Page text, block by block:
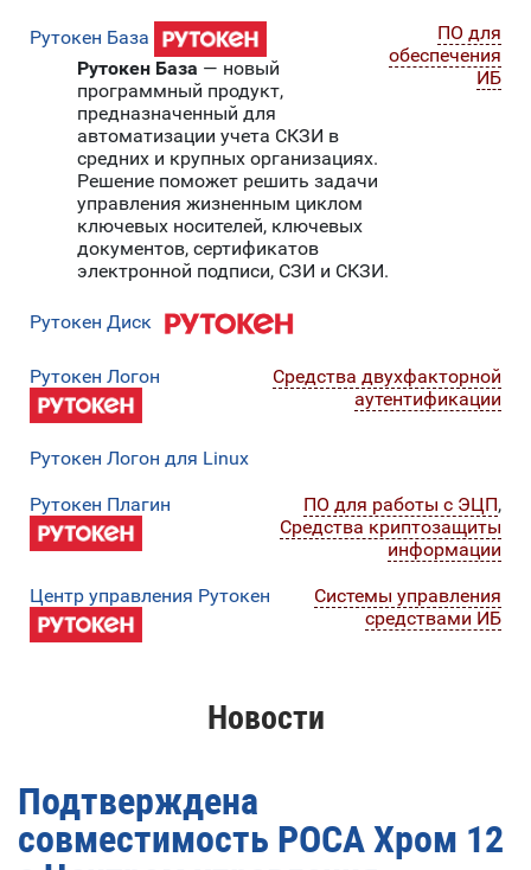
Рутокен База
Рутокен База — новый
программный продукт,
предназначенный для
автоматизации учета СКЗИ в
средних и крупных организациях.
Решение поможет решить задачи
управления жизненным циклом
ключевых носителей, ключевых
документов, сертификатов
электронной подписи, СЗИ и СКЗИ.
ПО для
обеспечения
ИБ
Рутокен Диск
Рутокен Логон
Средства двухфакторной
аутентификации
Рутокен Логон для Linux
Рутокен Плагин ПО для работы с ЭЦП,
Средства криптозащиты
информации
Центр управления Рутокен
Системы управления
средствами ИБ
Новости
Подтверждена
совместимость РОСА Хром 12